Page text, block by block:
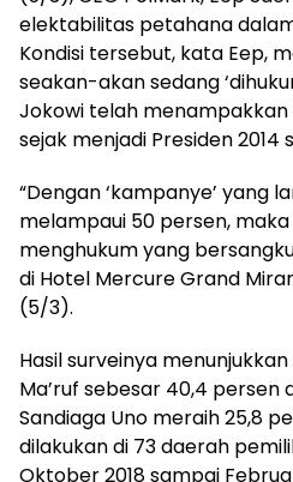
elektabilitas petahana
Kondisi tersebut, kata Eep,
seakan-akan sedang
Jokowi telah menampakkan
sejak menjadi Presiden 2014
“Dengan ‘kampanye’ yang
melampaui 50 persen,
menghukum yang
di Hotel Mercure Grand
(5/3).
Hasil surveinya
Ma’ruf sebesar 40,4 persen
Sandiaga Uno meraih 25,8
dilakukan di 73 daerah
Oktober 2018 sampai